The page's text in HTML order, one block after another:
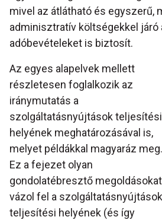
mivel az átlátható és egyszerű,
adminisztratív költségekkel járó
adóbevételeket is biztosít.
Az egyes alapelvek mellett
részletesen foglalkozik az
iránymutatás a
szolgáltatásnyújtások teljesítési
helyének meghatározásával is,
melyet példákkal magyaráz meg.
Ez a fejezet olyan
gondolatébresztő megoldásokat
vázol fel a szolgáltatásnyújtások
teljesítési helyének (és így